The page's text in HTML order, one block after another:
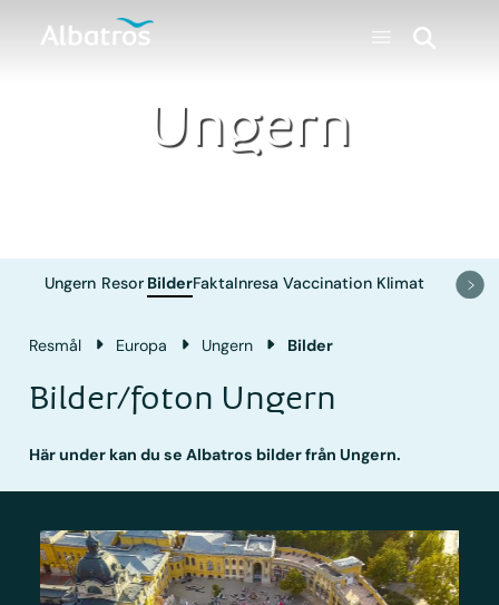
Ungern
Ungern Resor BilderFaktaInresa Vaccination Klimat
Resmål Europa Ungern Bilder
Bilder/foton Ungern
Här under kan du se Albatros bilder från Ungern.